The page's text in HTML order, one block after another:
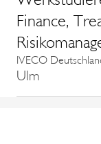
Finance,
IVECO
Ulm